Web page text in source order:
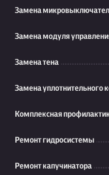
Замена
Замена модуля
Замена тена
Замена уплотнительного
Комплексная
Ремонт гидросистемы
Ремонт капучинатора